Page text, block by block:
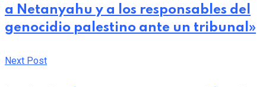
a Netanyahu y a los responsables del
genocidio palestino ante un tribunal»
Next Post